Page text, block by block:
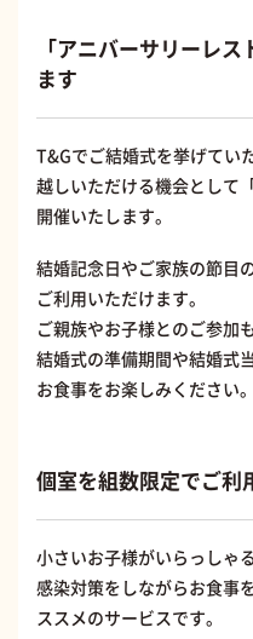
「アニバーサリーレ
ます
T&Gでご結婚式を挙げてい
越しいただける機会として
開催いたします。
結婚記念日やご家族の節目
ご利用いただけます。
ご親族やお子様とのご参加
結婚式の準備期間や結婚式
お食事をお楽しみください。
個室を組数限定でご利
小さいお子様がいらっしゃ
感染対策をしながらお食事
ススメのサービスです。